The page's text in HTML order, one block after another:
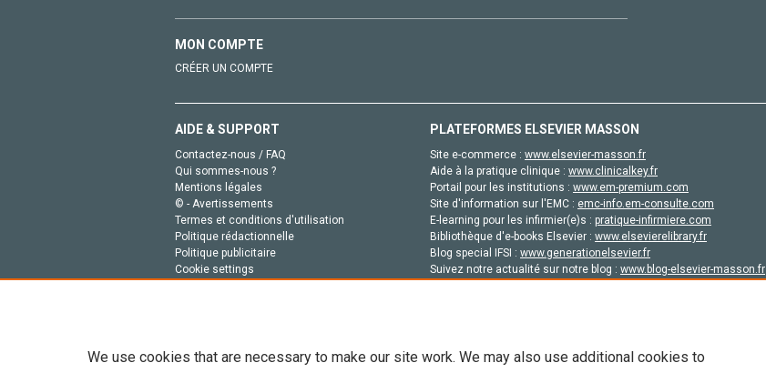
MON COMPTE
CRÉER UN COMPTE
AIDE & SUPPORT
Contactez-nous / FAQ
Qui sommes-nous ?
Mentions légales
© - Avertissements
Termes et conditions d'utilisation
Politique rédactionnelle
Politique publicitaire
Cookie settings
PLATEFORMES ELSEVIER MASSON
Site e-commerce : www.elsevier-masson.fr
Aide à la pratique clinique : www.clinicalkey.fr
Portail pour les institutions : www.em-premium.com
Site d'information sur l'EMC : emc-info.em-consulte.com
E-learning pour les infirmier(e)s : pratique-infirmiere.com
Bibliothèque d'e-books Elsevier : www.elsevierelibrary.fr
Blog special IFSI : www.generationelsevier.fr
Suivez notre actualité sur notre blog : www.blog-elsevier-masson.fr
We use cookies that are necessary to make our site work. We may also use additional cookies to